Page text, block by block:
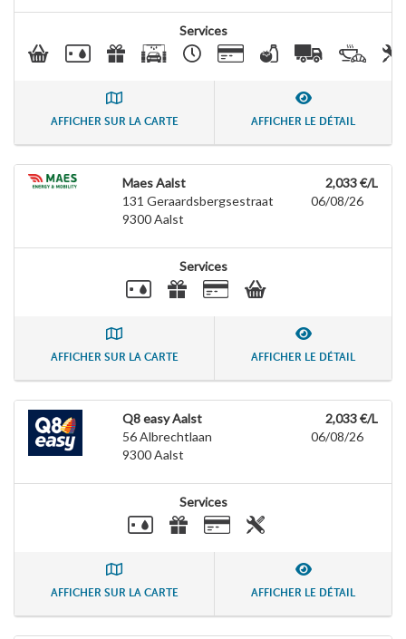
Services
AFFICHER SUR LA CARTE AFFICHER LE DÉTAIL
Maes Aalst
131 Geraardsbergsestraat
9300Aalst
2,033 €/L
06/08/26
Services
AFFICHER SUR LA CARTE AFFICHER LE DÉTAIL
Q8 easy Aalst
56 Albrechtlaan
9300Aalst
2,033 €/L
06/08/26
Services
AFFICHER SUR LA CARTE AFFICHER LE DÉTAIL